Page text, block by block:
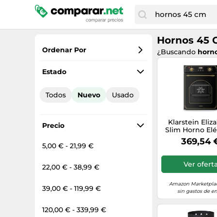
Ordenar Por
Favoritos
Precio total
Estado
Todos Nuevo Usado
Precio
5,00 € - 21,99 €
22,00 € - 38,99 €
39,00 € - 119,99 €
120,00 € - 339,99 €
Hornos 45
¿Buscando
Klarstein
Slim Horno
Empotrable -
49 L, 9
Temporizador
Grill Ventilado,
Energética
369,54
Ver
Amazon
sin gastos de